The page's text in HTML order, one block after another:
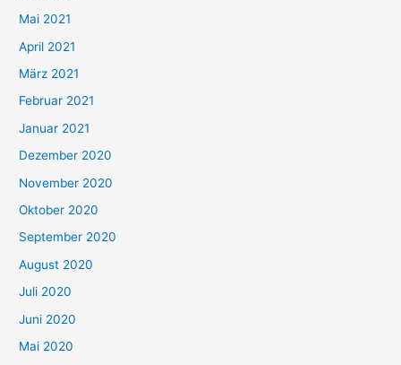
h
:
Mai 2021
April 2021
März 2021
Februar 2021
Januar 2021
Dezember 2020
November 2020
Oktober 2020
September 2020
August 2020
Juli 2020
Juni 2020
Mai 2020